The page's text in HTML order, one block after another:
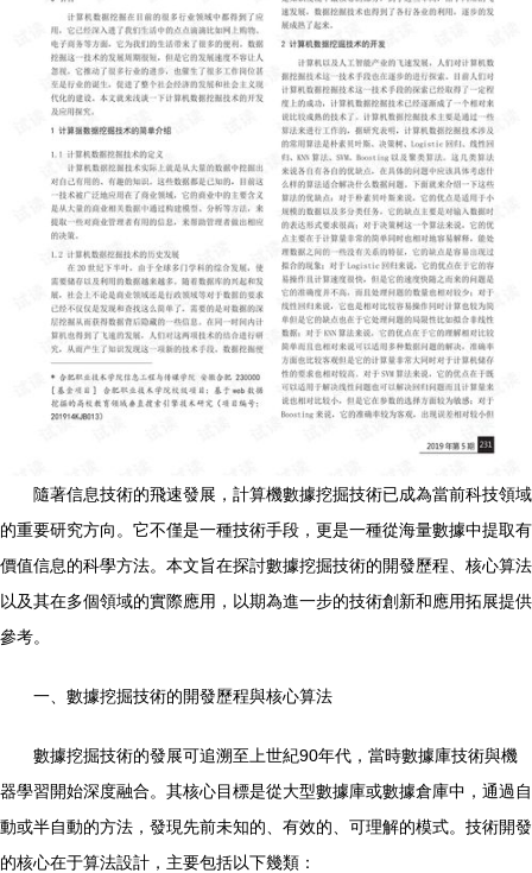
隨著信息技術的飛速發展，計算機數據挖掘技術已成為當前科技領域
的重要研究方向。它不僅是一種技術手段，更是一種從海量數據中提取有
價值信息的科學方法。本文旨在探討數據挖掘技術的開發歷程、核心算法
以及其在多個領域的實際應用，以期為進一步的技術創新和應用拓展提供
參考。
一、數據挖掘技術的開發歷程與核心算法
數據挖掘技術的發展可追溯至上世紀90年代，當時數據庫技術與機
器學習開始深度融合。其核心目標是從大型數據庫或數據倉庫中，通過自
動或半自動的方法，發現先前未知的、有效的、可理解的模式。技術開發
的核心在于算法設計，主要包括以下幾類：